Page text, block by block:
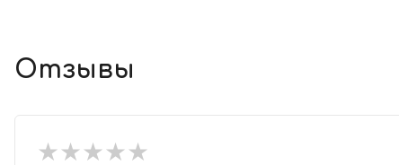
Отзывы
★★★★★
★★★★★